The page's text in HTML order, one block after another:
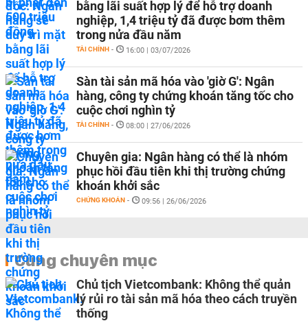
bằng lãi suất hợp lý để hỗ trợ doanh
nghiệp, 1,4 triệu tỷ đã được bơm thêm
trong nửa đầu năm
TÀI CHÍNH - 16:00 | 03/07/2026
Sàn tài sản mã hóa vào 'giờ G': Ngân
hàng, công ty chứng khoán tăng tốc cho
cuộc chơi nghìn tỷ
TÀI CHÍNH - 08:00 | 27/06/2026
Chuyên gia: Ngân hàng có thể là nhóm
phục hồi đầu tiên khi thị trường chứng
khoán khởi sắc
CHỨNG KHOÁN - 09:56 | 26/06/2026
Cùng chuyên mục
Chủ tịch Vietcombank: Không thể quản
lý rủi ro tài sản mã hóa theo cách truyền
thống